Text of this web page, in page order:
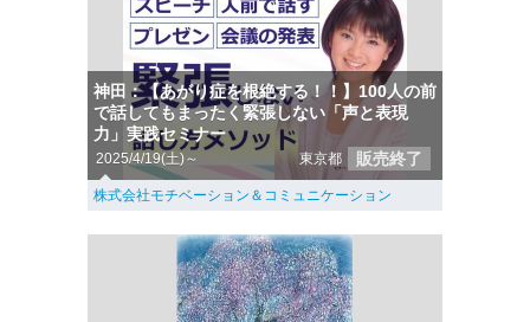
神田：【あがり症を根絶する！！】100人の前
で話してもまったく緊張しない「声と表現
力」実践セミナー
2025/4/19(土)～ 東京都 販売終了
株式会社モチベーション＆コミュニケーション